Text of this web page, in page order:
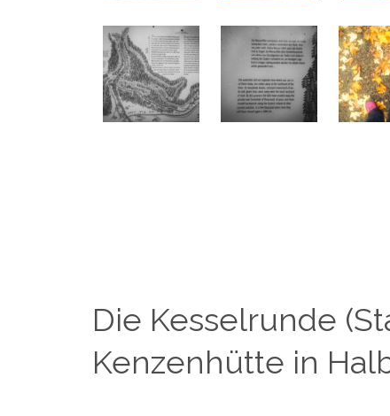
Die Kesselrunde
Kenzenhütte in